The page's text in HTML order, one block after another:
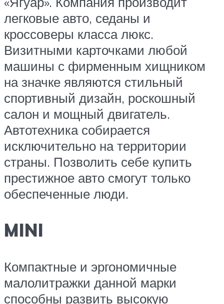
легковые авто, седаны и
кроссоверы класса люкс.
Визитными карточками любой
машины с фирменным хищником
на значке являются стильный
спортивный дизайн, роскошный
салон и мощный двигатель.
Автотехника собирается
исключительно на территории
страны. Позволить себе купить
престижное авто смогут только
обеспеченные люди.
MINI
Компактные и эргономичные
малолитражки данной марки
способны развить высокую